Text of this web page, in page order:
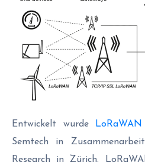
Entwickelt wurde LoRaWAN
Semtech in
Research in Zürich.